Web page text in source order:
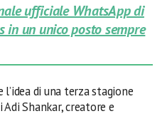
ufficiale WhatsApp di
in un unico posto sempre
di una terza stagione
Shankar, creatore e